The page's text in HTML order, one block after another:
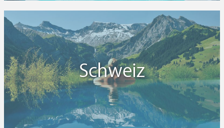
Schweiz